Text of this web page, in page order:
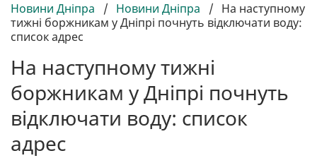
Новини Дніпра / Новини Дніпра / На наступному
тижні боржникам у Дніпрі почнуть відключати воду:
список адрес
На наступному тижні
боржникам у Дніпрі почнуть
відключати воду: список
адрес